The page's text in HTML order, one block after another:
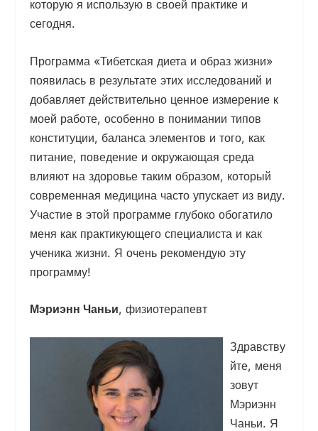
которую я использую в своей практике и
сегодня.
Программа «Тибетская диета и образ жизни»
появилась в результате этих исследований и
добавляет действительно ценное измерение к
моей работе, особенно в понимании типов
конституции, баланса элементов и того, как
питание, поведение и окружающая среда
влияют на здоровье таким образом, который
современная медицина часто упускает из виду.
Участие в этой программе глубоко обогатило
меня как практикующего специалиста и как
ученика жизни. Я очень рекомендую эту
программу!
Мэриэнн Чаньи, физиотерапевт
Здравству
йте, меня
зовут
Мэриэнн
Чаньи. Я